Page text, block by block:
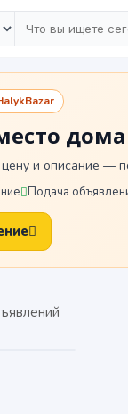
и описание —
Подача